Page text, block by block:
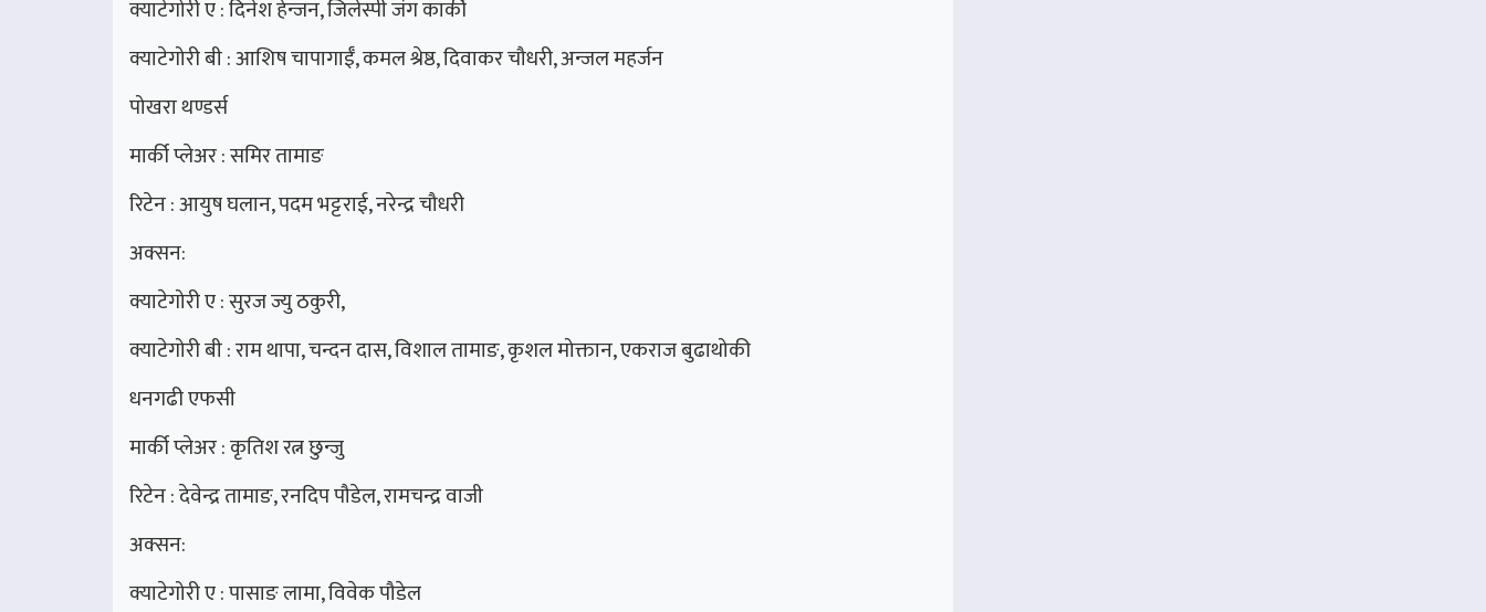
क्याटेगोरी ए : दिनेश हेन्जन, जिलेस्पी जंग कार्की
क्याटेगोरी बी : आशिष चापागाईँ, कमल श्रेष्ठ, दिवाकर चौधरी, अन्जल महर्जन
पोखरा थण्डर्स
मार्की प्लेअर : समिर तामाङ
रिटेन : आयुष घलान, पदम भट्टराई, नरेन्द्र चौधरी
अक्सन:
क्याटेगोरी ए : सुरज ज्यु ठकुरी,
क्याटेगोरी बी : राम थापा, चन्दन दास, विशाल तामाङ, कृशल मोक्तान, एकराज बुढाथोकी
धनगढी एफसी
मार्की प्लेअर : कृतिश रत्न छुन्जु
रिटेन : देवेन्द्र तामाङ, रनदिप पौडेल, रामचन्द्र वाजी
अक्सन:
क्याटेगोरी ए : पासाङ लामा, विवेक पौडेल